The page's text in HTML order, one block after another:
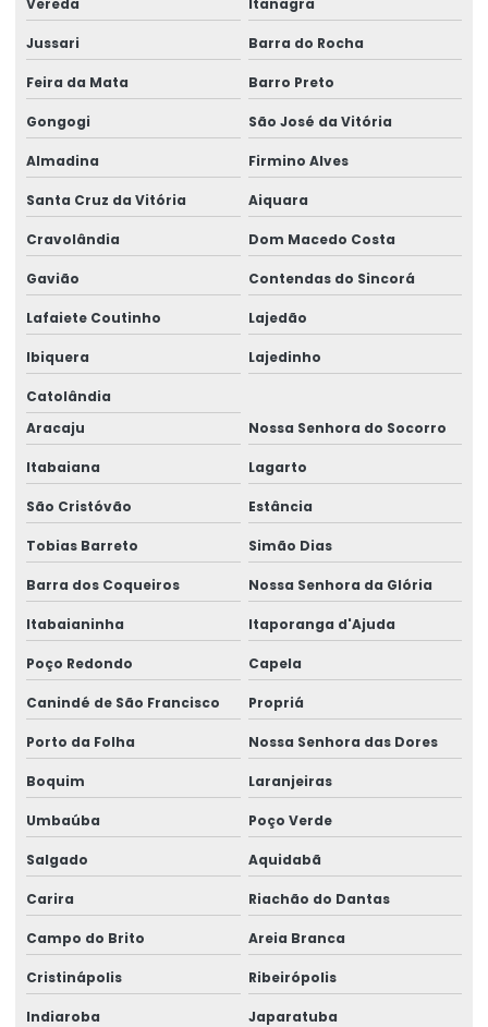
Vereda Itanagra
Jussari Barra do Rocha
Feira da Mata Barro Preto
Gongogi São José da Vitória
Almadina Firmino Alves
Santa Cruz da Vitória Aiquara
Cravolândia Dom Macedo Costa
Gavião Contendas do Sincorá
Lafaiete Coutinho Lajedão
Ibiquera Lajedinho
Catolândia
Aracaju
Nossa Senhora do Socorro
Itabaiana Lagarto
São Cristóvão Estância
Tobias Barreto Simão Dias
Barra dos Coqueiros Nossa Senhora da Glória
Itabaianinha Itaporanga d'Ajuda
Poço Redondo Capela
Canindé de São Francisco Propriá
Porto da Folha Nossa Senhora das Dores
Boquim Laranjeiras
Umbaúba Poço Verde
Salgado Aquidabã
Carira Riachão do Dantas
Campo do Brito Areia Branca
Cristinápolis Ribeirópolis
Indiaroba Japaratuba